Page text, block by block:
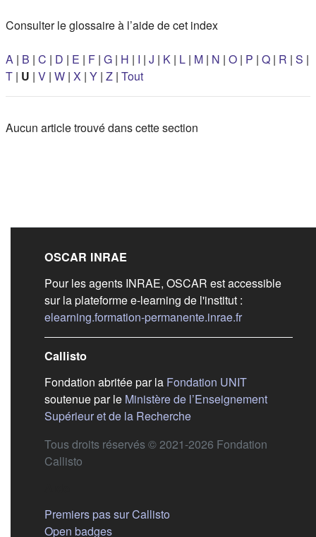
Consulter le glossaire à l’aide de cet index
A | B | C | D | E | F | G | H | I | J | K | L | M | N | O | P | Q | R | S |
T | U | V | W | X | Y | Z | Tout
Aucun article trouvé dans cette section
Liens de bas de
OSCAR INRAE
Pour les agents INRAE, OSCAR est accessible
sur la plateforme e-learning de l'institut :
elearning.formation-permanente.inrae.fr(s'ouvre dans
Callisto
Fondation abritée par la Fondation UNIT(s'ouvre
soutenue par le Ministère de l’Enseignement
Supérieur et de la Recherche(s'ouvre dans un nouvel
Tous droits réservés © 2021-2026 Fondation
Callisto
Premiers pas sur Callisto
Open badges